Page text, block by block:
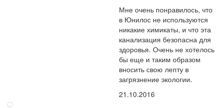
Мне очень понравилось, что
в Юнилос не используются
никакие химикаты, и что эта
канализация безопасна для
здоровья. Очень не хотелось
бы еще и таким образом
вносить свою лепту в
загрязнение экологии.
21.10.2016